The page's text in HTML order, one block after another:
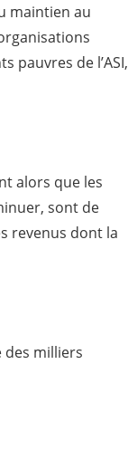
maintien au
pauvres de l’ASI,
alors que les
sont de
revenus dont la
des milliers